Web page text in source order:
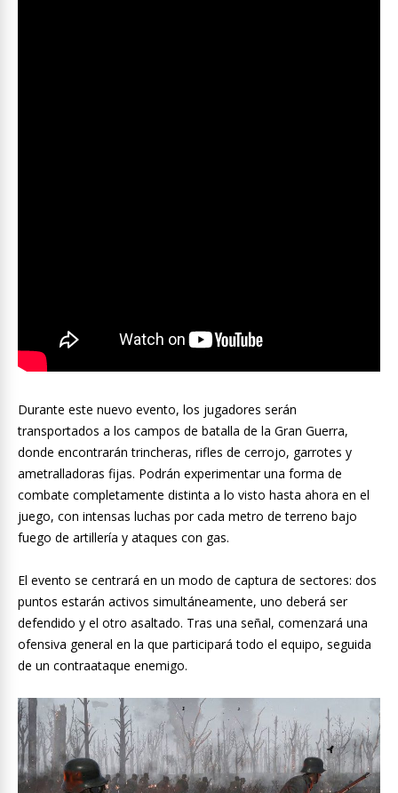
Durante este nuevo evento, los jugadores serán
transportados a los campos de batalla de la Gran Guerra,
donde encontrarán trincheras, rifles de cerrojo, garrotes y
ametralladoras fijas. Podrán experimentar una forma de
combate completamente distinta a lo visto hasta ahora en el
juego, con intensas luchas por cada metro de terreno bajo
fuego de artillería y ataques con gas.
El evento se centrará en un modo de captura de sectores: dos
puntos estarán activos simultáneamente, uno deberá ser
defendido y el otro asaltado. Tras una señal, comenzará una
ofensiva general en la que participará todo el equipo, seguida
de un contraataque enemigo.